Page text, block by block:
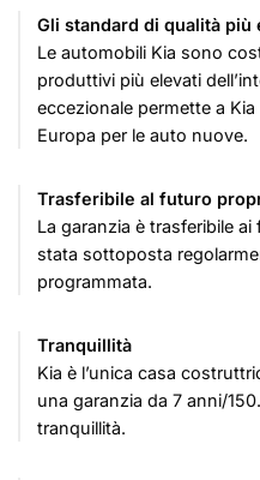
Gli standard di qualità più
Le automobili Kia sono
produttivi più elevati
eccezionale permette a
Europa per le auto nuove.
Trasferibile al futuro
La garanzia è trasferibile
stata sottoposta
programmata.
Tranquillità
Kia è l’unica casa
una garanzia da 7 anni/
tranquillità.